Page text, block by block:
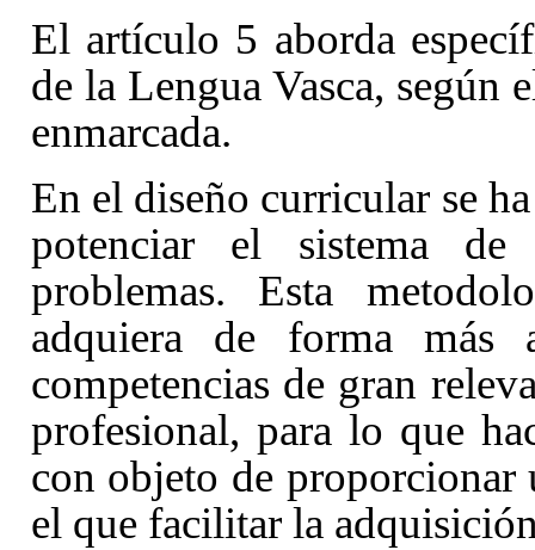
El artículo 5 aborda
de la Lengua Vasca, según
enmarcada.
En el diseño curricular se
potenciar el sistema de
problemas. Esta
adquiera de forma
competencias de gran
profesional, para lo que
con objeto de proporcionar
el que facilitar la